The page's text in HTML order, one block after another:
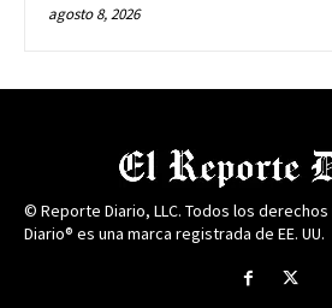
agosto 8, 2026
© Reporte Diario, LLC. Todos los
Diario® es una marca registrada de EE. UU.